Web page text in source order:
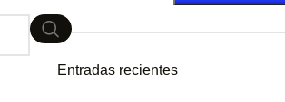
Entradas recientes